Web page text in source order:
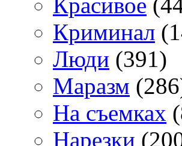
Криминал
Люди (391)
Маразм
На съемках
Нарезки